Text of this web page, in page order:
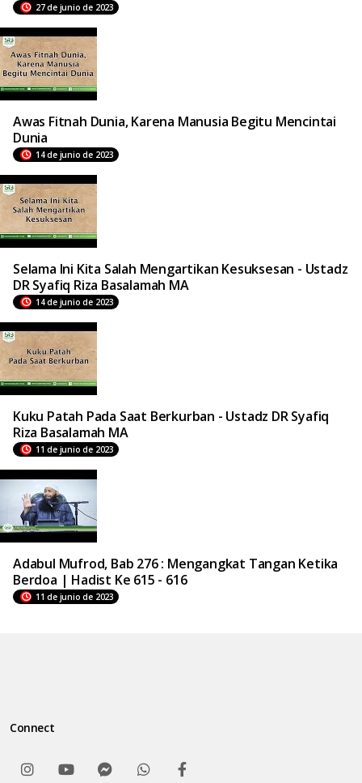
27 de junio de 2023
Awas Fitnah Dunia, Karena Manusia Begitu Mencintai
Dunia
14 de junio de 2023
Selama Ini Kita Salah Mengartikan Kesuksesan - Ustadz
DR Syafiq Riza Basalamah MA
14 de junio de 2023
Kuku Patah Pada Saat Berkurban - Ustadz DR Syafiq
Riza Basalamah MA
11 de junio de 2023
Adabul Mufrod, Bab 276 : Mengangkat Tangan Ketika
Berdoa | Hadist Ke 615 - 616
11 de junio de 2023
Connect